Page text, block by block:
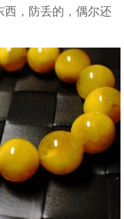
西，防丢的，偶尔还